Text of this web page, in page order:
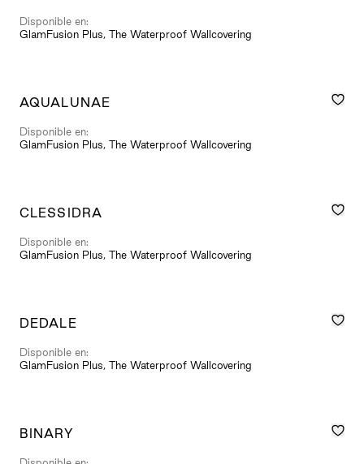
Disponible en:
GlamFusion Plus, The Waterproof Wallcovering
AQUALUNAE
Disponible en:
GlamFusion Plus, The Waterproof Wallcovering
CLESSIDRA
Disponible en:
GlamFusion Plus, The Waterproof Wallcovering
DEDALE
Disponible en:
GlamFusion Plus, The Waterproof Wallcovering
BINARY